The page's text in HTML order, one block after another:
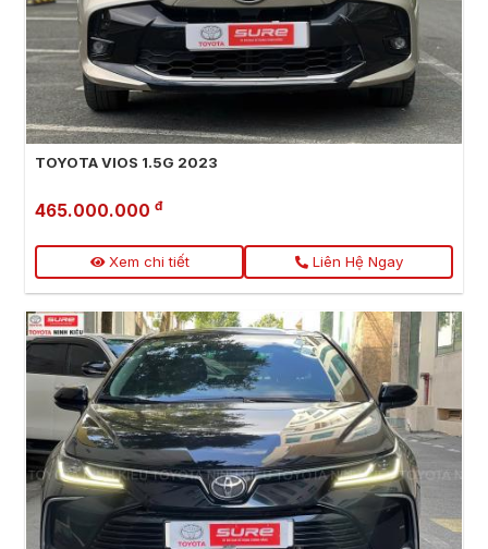
TOYOTA VIOS 1.5G 2023
465.000.000 đ
Xem chi tiết Liên Hệ Ngay